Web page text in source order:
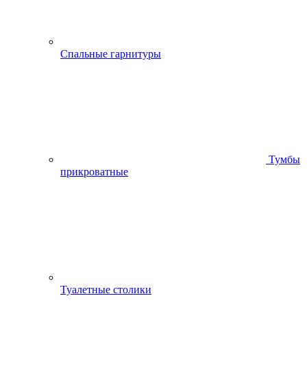
Спальные гарнитуры
Тумбы
прикроватные
Туалетные столики